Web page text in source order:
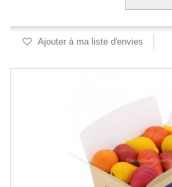
Ajouter à ma liste d'envies